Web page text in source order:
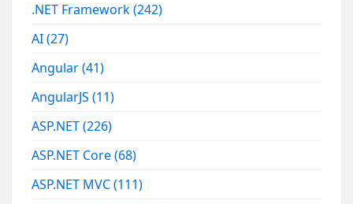
.NET Framework(242)
AI(27)
Angular(41)
AngularJS(11)
ASP.NET(226)
ASP.NET Core(68)
ASP.NET MVC(111)